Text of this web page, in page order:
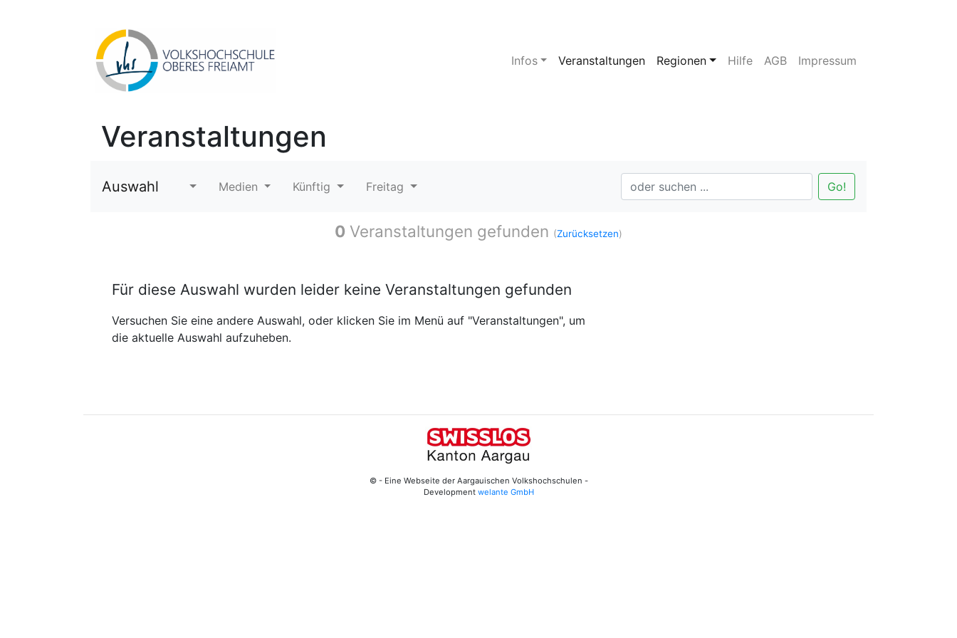
Infos Veranstaltungen Regionen Hilfe AGB Impressum
Veranstaltungen
Auswahl Medien Künftig Freitag Go!
0 Veranstaltungen gefunden (Zurücksetzen)
Für diese Auswahl wurden leider keine Veranstaltungen gefunden
Versuchen Sie eine andere Auswahl, oder klicken Sie im Menü auf "Veranstaltungen", um
die aktuelle Auswahl aufzuheben.
© - Eine Webseite der Aargauischen Volkshochschulen -
Development welante GmbH